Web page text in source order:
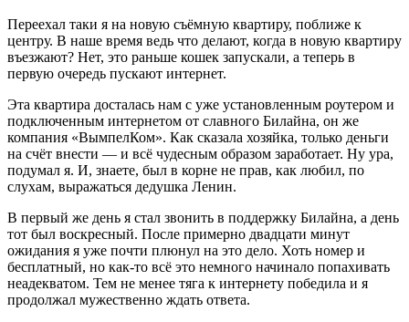
Переехал таки я на новую съёмную квартиру, поближе к
центру. В наше время ведь что делают, когда в новую квартиру
въезжают? Нет, это раньше кошек запускали, а теперь в
первую очередь пускают интернет.
Эта квартира досталась нам с уже установленным роутером и
подключенным интернетом от славного Билайна, он же
компания «ВымпелКом». Как сказала хозяйка, только деньги
на счёт внести — и всё чудесным образом заработает. Ну ура,
подумал я. И, знаете, был в корне не прав, как любил, по
слухам, выражаться дедушка Ленин.
В первый же день я стал звонить в поддержку Билайна, а день
тот был воскресный. После примерно двадцати минут
ожидания я уже почти плюнул на это дело. Хоть номер и
бесплатный, но как-то всё это немного начинало попахивать
неадекватом. Тем не менее тяга к интернету победила и я
продолжал мужественно ждать ответа.